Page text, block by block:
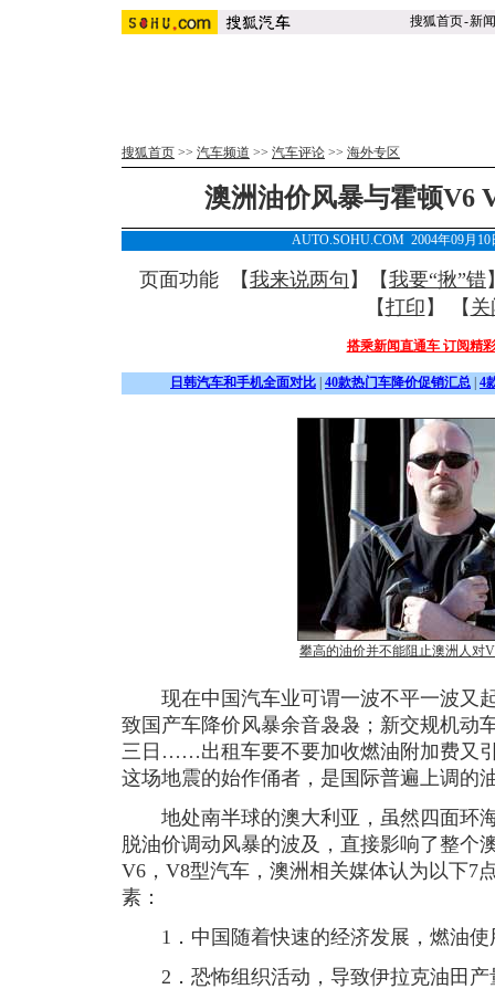
搜狐首页-新闻
搜狐首页 >> 汽车频道 >> 汽车评论 >> 海外专区
澳洲油价风暴与霍顿V6
AUTO.SOHU.COM 2004年09月
页面功能 【我来说两句 】【我要“揪”错
【打印 】 【 关
搭乘新闻直通车 订阅精
日韩汽车和手机全面对比 40款热门车降价促销汇总 4
攀高的油价并不能阻止澳洲人对
现在中国汽车业可谓一波不平一波又
致国产车降价风暴余音袅袅；新交规机动
三日……出租车要不要加收燃油附加费又
这场地震的始作俑者，是国际普遍上调的
地处南半球的澳大利亚，虽然四面环
脱油价调动风暴的波及，直接影响了整个
V6，V8型汽车，澳洲相关媒体认为以下7
素：
1．中国随着快速的经济发展，燃油使
2．恐怖组织活动，导致伊拉克油田产